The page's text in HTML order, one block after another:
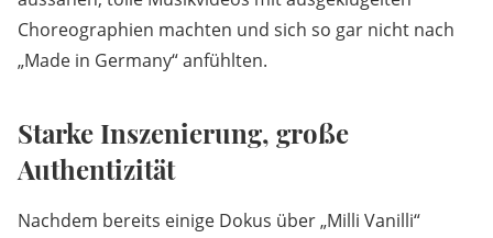
Choreographien machten und sich so gar nicht nach
„Made in Germany“ anfühlten.
Starke Inszenierung, große
Authentizität
Nachdem bereits einige Dokus über „Milli Vanilli“